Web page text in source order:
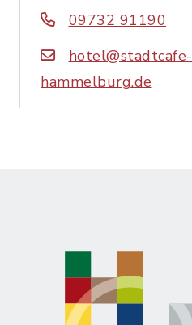
09732 91190
hotel@stadtcafe-
hammelburg.de